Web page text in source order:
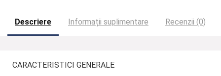
Descriere Informații suplimentare Recenzii (0)
CARACTERISTICI GENERALE